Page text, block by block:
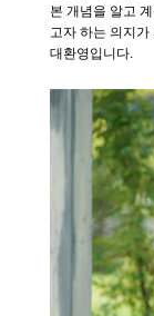
본 개념을 알고
고자 하는 의지가
대환영입니다.